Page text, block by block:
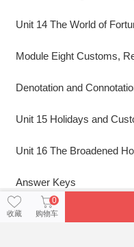
Unit 14 The World of
Module Eight Customs,
Denotation and
Unit 15 Holidays and
Unit 16 The Broadened
Answer Keys
收藏
0
购物车